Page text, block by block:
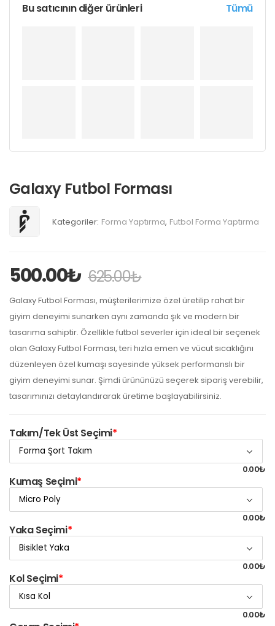
Bu satıcının diğer ürünleri Tümü
Galaxy Futbol Forması
Kategoriler: Forma Yaptırma, Futbol Forma Yaptırma
500.00₺ 625.00₺
Galaxy Futbol Forması, müşterilerimize özel üretilip rahat bir
giyim deneyimi sunarken aynı zamanda şık ve modern bir
tasarıma sahiptir. Özellikle futbol severler için ideal bir seçenek
olan Galaxy Futbol Forması, teri hızla emen ve vücut sıcaklığını
düzenleyen özel kumaşı sayesinde yüksek performanslı bir
giyim deneyimi sunar. Şimdi ürününüzü seçerek sipariş verebilir,
tasarımınızı detaylandırarak üretime başlayabilirsiniz.
*
Takım/Tek Üst Seçimi
0.00₺
*
Kumaş Seçimi
0.00₺
*
Yaka Seçimi
0.00₺
*
Kol Seçimi
0.00₺